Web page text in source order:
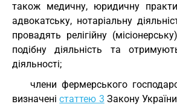
також медичну, юридичну
адвокатську, нотаріальну
провадять релігійну
подібну діяльність та
діяльності;
члени фермерського
визначеністаттею 3 Закону